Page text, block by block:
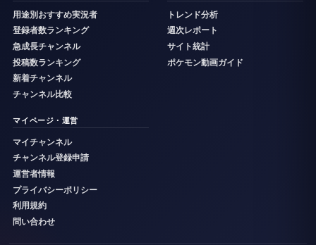
用途別おすすめ実況者
登録者数ランキング
急成長チャンネル
投稿数ランキング
新着チャンネル
チャンネル比較
トレンド分析
週次レポート
サイト統計
ポケモン動画ガイド
マイページ・運営
マイチャンネル
チャンネル登録申請
運営者情報
プライバシーポリシー
利用規約
問い合わせ